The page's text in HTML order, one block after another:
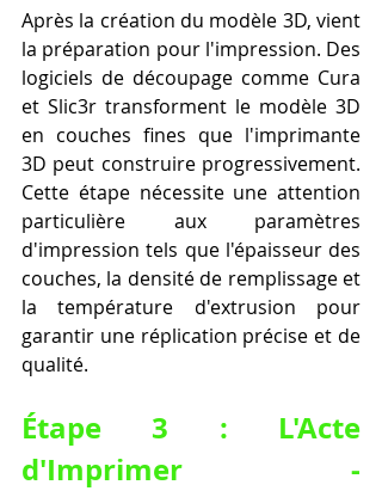
Après la création du modèle 3D, vient
la préparation pour l'impression. Des
logiciels de découpage comme Cura
et Slic3r transforment le modèle 3D
en couches fines que l'imprimante
3D peut construire progressivement.
Cette étape nécessite une attention
particulière aux paramètres
d'impression tels que l'épaisseur des
couches, la densité de remplissage et
la température d'extrusion pour
garantir une réplication précise et de
qualité.
Étape 3 : L'Acte
d'Imprimer -